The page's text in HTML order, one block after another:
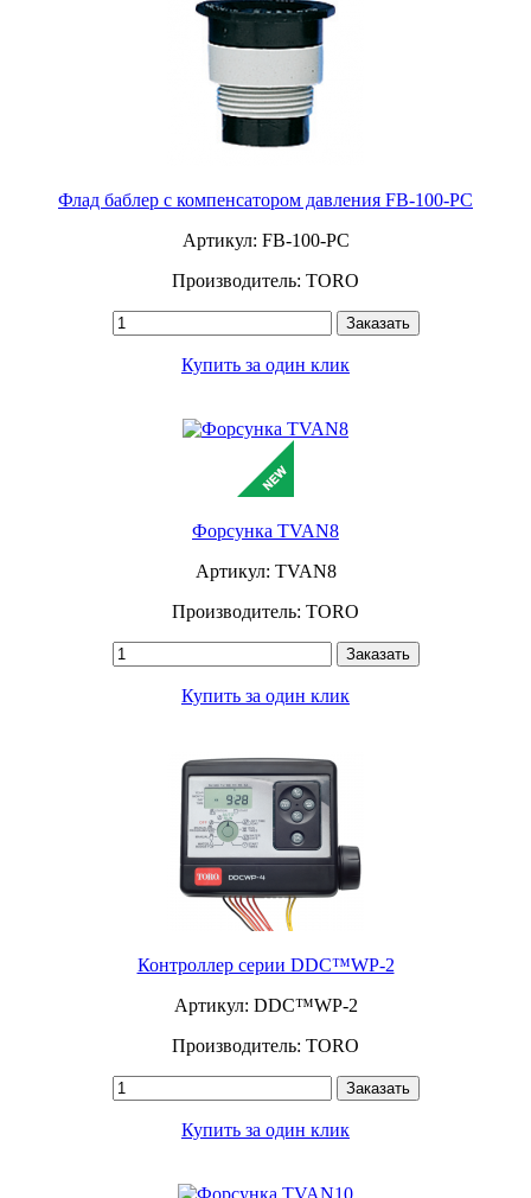
Флад баблер с компенсатором давления FB-100-PC
Артикул: FB-100-PC
Производитель: TORO
Заказать
Купить за один клик
Форсунка TVAN8
Артикул: TVAN8
Производитель: TORO
Заказать
Купить за один клик
Контроллер серии DDC™WP-2
Артикул: DDC™WP-2
Производитель: TORO
Заказать
Купить за один клик